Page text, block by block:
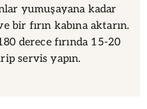
yumuşayana kadar
bir fırın kabına aktarın.
derece fırında 15-20
servis yapın.